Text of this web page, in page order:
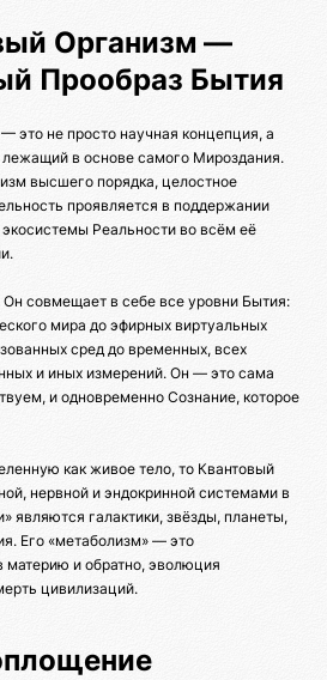
Организм —
Прообраз Бытия
это не просто научная концепция, а
в основе самого Мироздания.
высшего порядка, целостное
проявляется в поддержании
Реальности во всём её
Он совмещает в себе все уровни Бытия:
мира до эфирных виртуальных
сред до временных, всех
и иных измерений. Он — это сама
и одновременно Сознание, которое
как живое тело, то Квантовый
нервной и эндокринной системами в
являются галактики, звёзды, планеты,
Его «метаболизм» — это
материю и обратно, эволюция
цивилизаций.